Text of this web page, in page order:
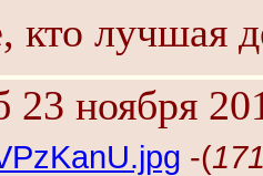
кто лучшая
23 ноября
-(